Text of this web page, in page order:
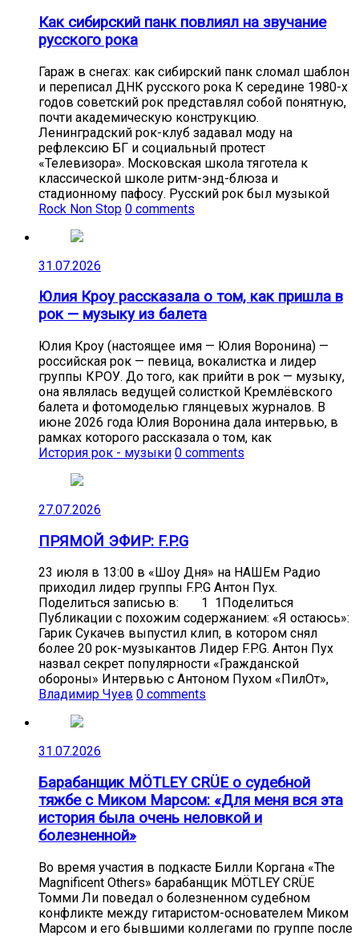
Как сибирский панк повлиял на звучание
русского рока
Гараж в снегах: как сибирский панк сломал шаблон
и переписал ДНК русского рока К середине 1980-х
годов советский рок представлял собой понятную,
почти академическую конструкцию.
Ленинградский рок-клуб задавал моду на
рефлексию БГ и социальный протест
«Телевизора». Московская школа тяготела к
классической школе ритм-энд-блюза и
стадионному пафосу. Русский рок был музыкой
Rock Non Stop 0 comments
31.07.2026
Юлия Кроу рассказала о том, как пришла в
рок — музыку из балета
Юлия Кроу (настоящее имя — Юлия Воронина) —
российская рок — певица, вокалистка и лидер
группы КРОУ. До того, как прийти в рок — музыку,
она являлась ведущей солисткой Кремлёвского
балета и фотомоделью глянцевых журналов. В
июне 2026 года Юлия Воронина дала интервью, в
рамках которого рассказала о том, как
История рок - музыки 0 comments
27.07.2026
ПРЯМОЙ ЭФИР: F.P.G
23 июля в 13:00 в «Шоу Дня» на НАШЕм Радио
приходил лидер группы F.P.G Антон Пух.
Поделиться записью в: 1 1Поделиться
Публикации с похожим содержанием: «Я остаюсь»:
Гарик Сукачев выпустил клип, в котором снял
более 20 рок-музыкантов Лидер F.P.G. Антон Пух
назвал секрет популярности «Гражданской
обороны» Интервью с Антоном Пухом «ПилОт»,
Владимир Чуев 0 comments
31.07.2026
Барабанщик MÖTLEY CRÜE о судебной
тяжбе с Миком Марсом: «Для меня вся эта
история была очень неловкой и
болезненной»
Во время участия в подкасте Билли Коргана «The
Magnificent Others» барабанщик MÖTLEY CRÜE
Томми Ли поведал о болезненном судебном
конфликте между гитаристом-основателем Миком
Марсом и его бывшими коллегами по группе после